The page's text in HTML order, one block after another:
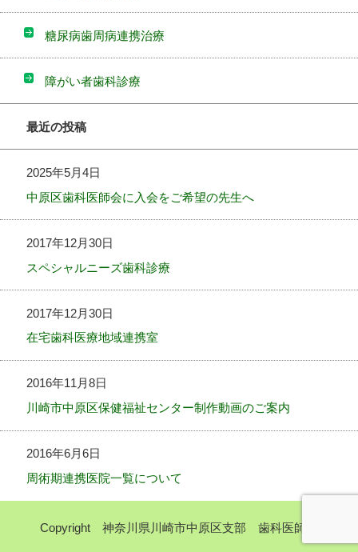
糖尿病歯周病連携治療
障がい者歯科診療
最近の投稿
2025年5月4日
中原区歯科医師会に入会をご希望の先生へ
2017年12月30日
スペシャルニーズ歯科診療
2017年12月30日
在宅歯科医療地域連携室
2016年11月8日
川崎市中原区保健福祉センター制作動画のご案内
2016年6月6日
周術期連携医院一覧について
Copyright 神奈川県川崎市中原区支部 歯科医師会